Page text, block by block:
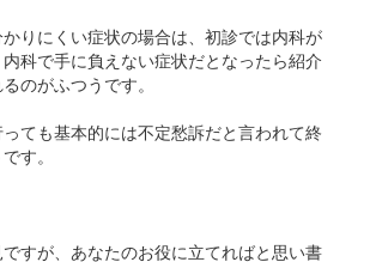
りにくい症状の場合は、初診では内科が
科で手に負えない症状だとなったら紹介
のがふつうです。
ても基本的には不定愁訴だと言われて終
す。
すが、あなたのお役に立てればと思い書